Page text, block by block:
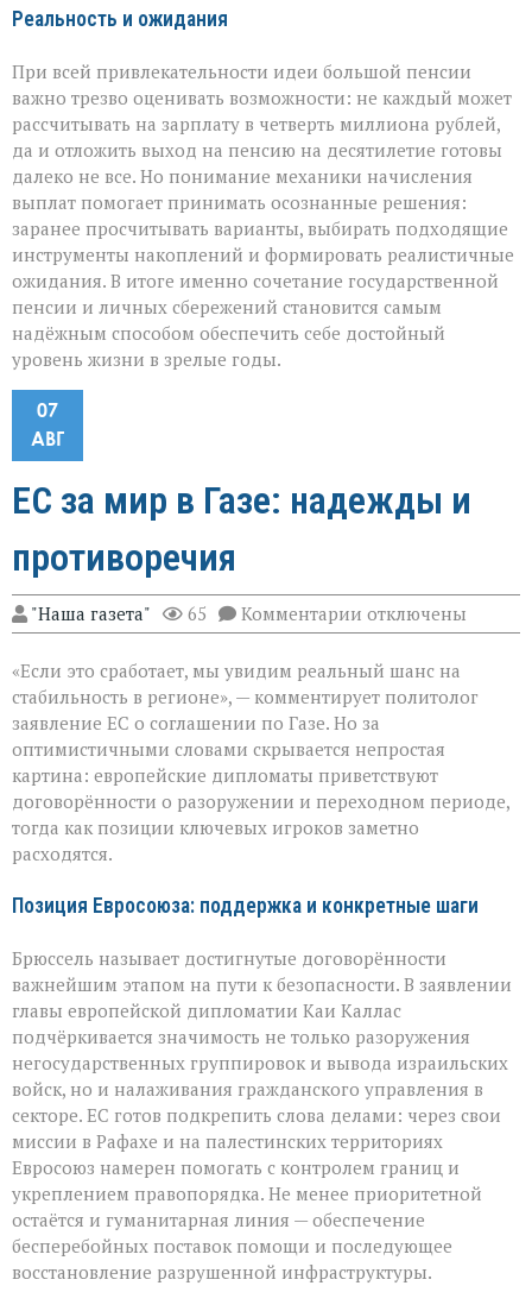
Реальность и ожидания
При всей привлекательности идеи большой пенсии
важно трезво оценивать возможности: не каждый может
рассчитывать на зарплату в четверть миллиона рублей,
да и отложить выход на пенсию на десятилетие готовы
далеко не все. Но понимание механики начисления
выплат помогает принимать осознанные решения:
заранее просчитывать варианты, выбирать подходящие
инструменты накоплений и формировать реалистичные
ожидания. В итоге именно сочетание государственной
пенсии и личных сбережений становится самым
надёжным способом обеспечить себе достойный
уровень жизни в зрелые годы.
07
АВГ
ЕС за мир в Газе: надежды и
противоречия
"Наша газета" 65 Комментарии к
записи
за
мир
Газе:
надежды
и
противоречия
отключены
«Если это сработает, мы увидим реальный шанс на
стабильность в регионе», — комментирует политолог
заявление ЕС о соглашении по Газе. Но за
оптимистичными словами скрывается непростая
картина: европейские дипломаты приветствуют
договорённости о разоружении и переходном периоде,
тогда как позиции ключевых игроков заметно
расходятся.
Позиция Евросоюза: поддержка и конкретные шаги
Брюссель называет достигнутые договорённости
важнейшим этапом на пути к безопасности. В заявлении
главы европейской дипломатии Каи Каллас
подчёркивается значимость не только разоружения
негосударственных группировок и вывода израильских
войск, но и налаживания гражданского управления в
секторе. ЕС готов подкрепить слова делами: через свои
миссии в Рафахе и на палестинских территориях
Евросоюз намерен помогать с контролем границ и
укреплением правопорядка. Не менее приоритетной
остаётся и гуманитарная линия — обеспечение
бесперебойных поставок помощи и последующее
восстановление разрушенной инфраструктуры.